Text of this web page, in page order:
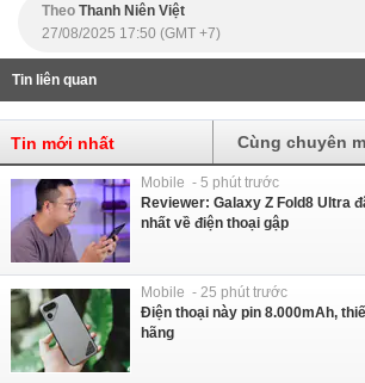
Theo Thanh Niên Việt
27/08/2025 17:50 (GMT +7)
Tin liên quan
Tin mới nhất Cùng chuyên
Mobile - 5 phút trước
Reviewer: Galaxy Z Fold8 Ultra
nhất về điện thoại gập
Mobile - 25 phút trước
Điện thoại này pin 8.000mAh,
hãng